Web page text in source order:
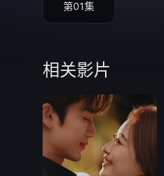
第01集
相关影片